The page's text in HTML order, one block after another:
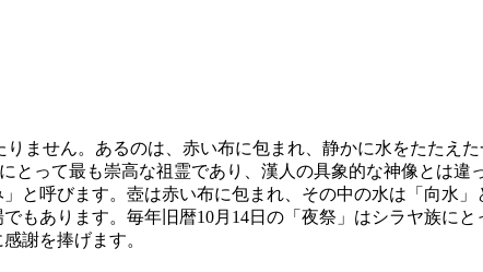
ません。あるのは、赤い布に包まれ、静かに水をたた
とって最も崇高な祖霊であり、漢人の具象的な神像とは
と呼びます。壺は赤い布に包まれ、その中の水は「向水
もあります。毎年旧暦10月14日の「夜祭」はシラヤ族に
謝を捧げます。